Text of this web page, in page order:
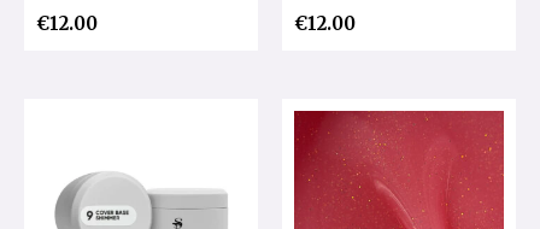
€12.00 €12.00